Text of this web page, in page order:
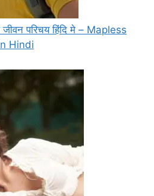
परिचय हिंदि मे – Mapless
Hindi